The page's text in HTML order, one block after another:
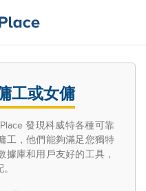
工或女傭
發現科威特各種可靠
工，他們能夠滿足您獨特
據庫和用戶友好的工具，